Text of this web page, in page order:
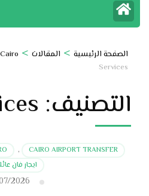
الصفحة الرئيسية > المقالات >
Services
التصنيف:
CAIRO AIRPORT TRANSFER
,
ايجار فان
2026